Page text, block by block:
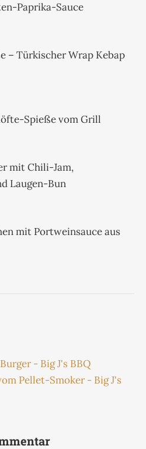
Paprika-Sauce
– Türkischer Wrap Kebap
Spieße vom Grill
mit Chili-Jam,
Laugen-Bun
mit Portweinsauce aus
- Big J's BBQ
Pellet-Smoker - Big J's